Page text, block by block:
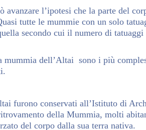
avanzare l’ipotesi che la parte del
tutte le mummie con un solo
secondo cui il numero di
dell’Altai sono i più
furono conservati all’Istituto di
della Mummia, molti
del corpo dalla sua terra nativa.